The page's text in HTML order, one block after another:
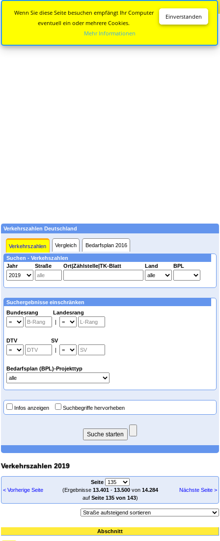
Verkehrszahlen Deutschland
Verkehrszahlen Vergleich Bedarfsplan 2016
Suchen - Verkehszahlen
Jahr
Straße Ort|Zählstelle|TK-Blatt Land BPL
Suchergebnisse einschränken
Bundesrang Landesrang
|
DTV SV
|
Bedarfsplan (BPL)-Projekttyp
Infos anzeigen Suchbegriffe hervorheben
Verkehrszahlen 2019
< Vorherige Seite
Seite
(Ergebnisse 13.401- 13.500von 14.284
auf Seite 135 von 143)
Nächste Seite >
Abschnitt
Einverstanden
Wenn Sie diese Seite besuchen empfängt Ihr Computer
eventuell ein oder mehrere Cookies.
Mehr Informationen